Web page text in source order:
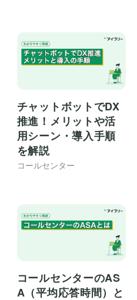
チャットボットでDX
推進！メリットや活
用シーン・導入手順
を解説
コールセンター
コールセンターのAS
A（平均応答時間）と